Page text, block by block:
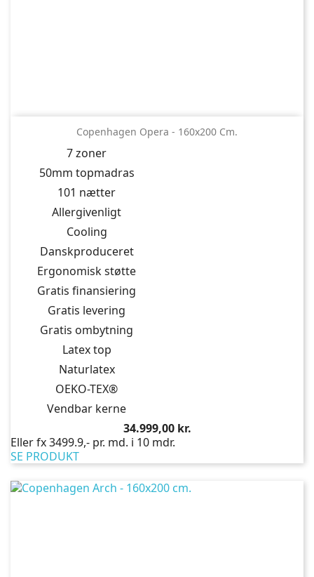
Copenhagen Opera - 160x200 Cm.
7 zoner
50mm topmadras
101 nætter
Allergivenligt
Cooling
Danskproduceret
Ergonomisk støtte
Gratis finansiering
Gratis levering
Gratis ombytning
Latex top
Naturlatex
OEKO-TEX®
Vendbar kerne
Pris
34.999,00 kr.
Eller fx 3499.9,- pr. md. i 10 mdr.
SE PRODUKT